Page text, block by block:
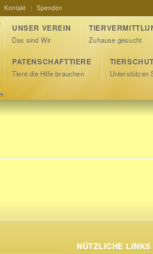
Kontakt Spenden
UNSER VEREIN
Das sind Wir Zuhause gesucht
PATENSCHAFTTIERE
Tiere die Hilfe brauchen Unterstützen
NÜTZLICHE LINKS